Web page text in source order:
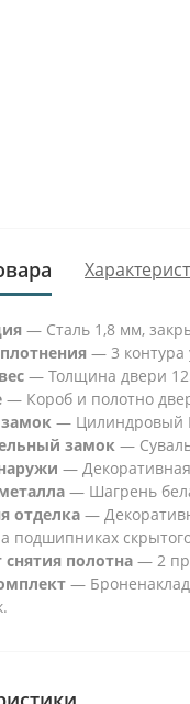
— Сталь 1,8 мм,
— 3 контура
— Толщина двери
— Короб и полотно
— Цилиндровый
замок —
—
— Шагрень
отделка —
подшипниках
полотна — 2
—